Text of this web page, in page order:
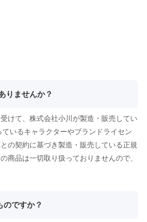
りませんか？
けて、株式会社小川が製造・販売してい
いるキャラクターやブランドライセン
の契約に基づき製造・販売している正規
商品は一切取り扱っておりませんので、
のですか？